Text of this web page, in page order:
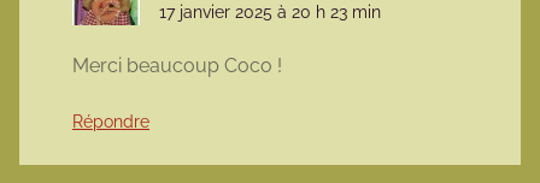
17 janvier 2025 à 20 h 23 min
Merci beaucoup Coco !
Répondre